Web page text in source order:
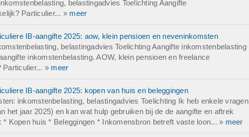
belastingadvies Toelichting Aangifte
Particulier... » meer
IB-aangifte 2025: aow, klein pensioen en neveninkomsten
belastingadvies Toelichting Aangifte inkomstenbelasting
inkomstenbelasting. AOW, klein pensioen en freelance
Particulier... » meer
IB-aangifte 2025: kopen van huis en beleggingen
inkomstenbelasting, belastingadvies Toelichting Ik heb enkele vragen
het jaar 2025) en kan wat hulp gebruiken bij de de aangifte en aftrek
* Kopen huis * Beleggingen * Inkomensbron betreft vaste loon... » meer